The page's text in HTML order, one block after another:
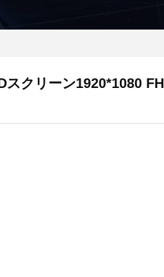
スクリーン1920*1080